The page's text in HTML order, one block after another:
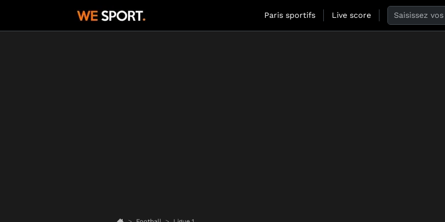
Paris sportifs Live score Search the